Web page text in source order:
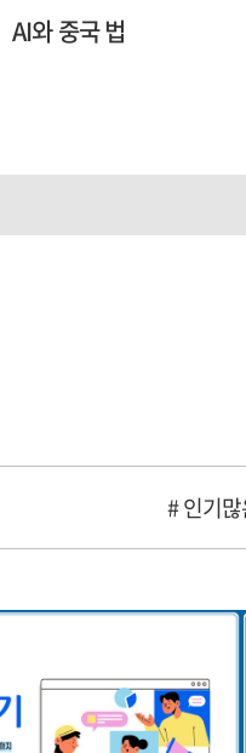
AI와 중국 법
# 인기